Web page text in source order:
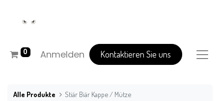
0 Anmelden Kontaktieren Sie uns
Alle Produkte Stiär Biär Kappe / Mütze